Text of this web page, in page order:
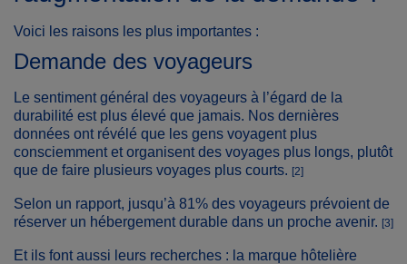
Voici les raisons les plus importantes :
Demande des voyageurs
Le sentiment général des voyageurs à l’égard de la
durabilité est plus élevé que jamais. Nos dernières
données ont révélé que les gens voyagent plus
consciemment et organisent des voyages plus longs, plutôt
que de faire plusieurs voyages plus courts. [2]
Selon un rapport, jusqu’à 81% des voyageurs prévoient de
réserver un hébergement durable dans un proche avenir. [3]
Et ils font aussi leurs recherches : la marque hôtelière